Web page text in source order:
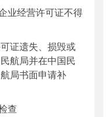
业经营许可证不得
证遗失、损毁或
航局并在中国民
局书面申请补
查